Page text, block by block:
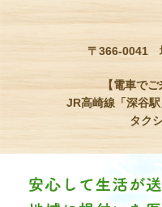
〒366-0041
【電車で
JR高崎線「深谷
タク